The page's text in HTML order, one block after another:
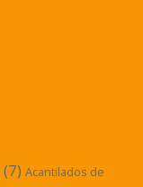
(7) Acantilados de